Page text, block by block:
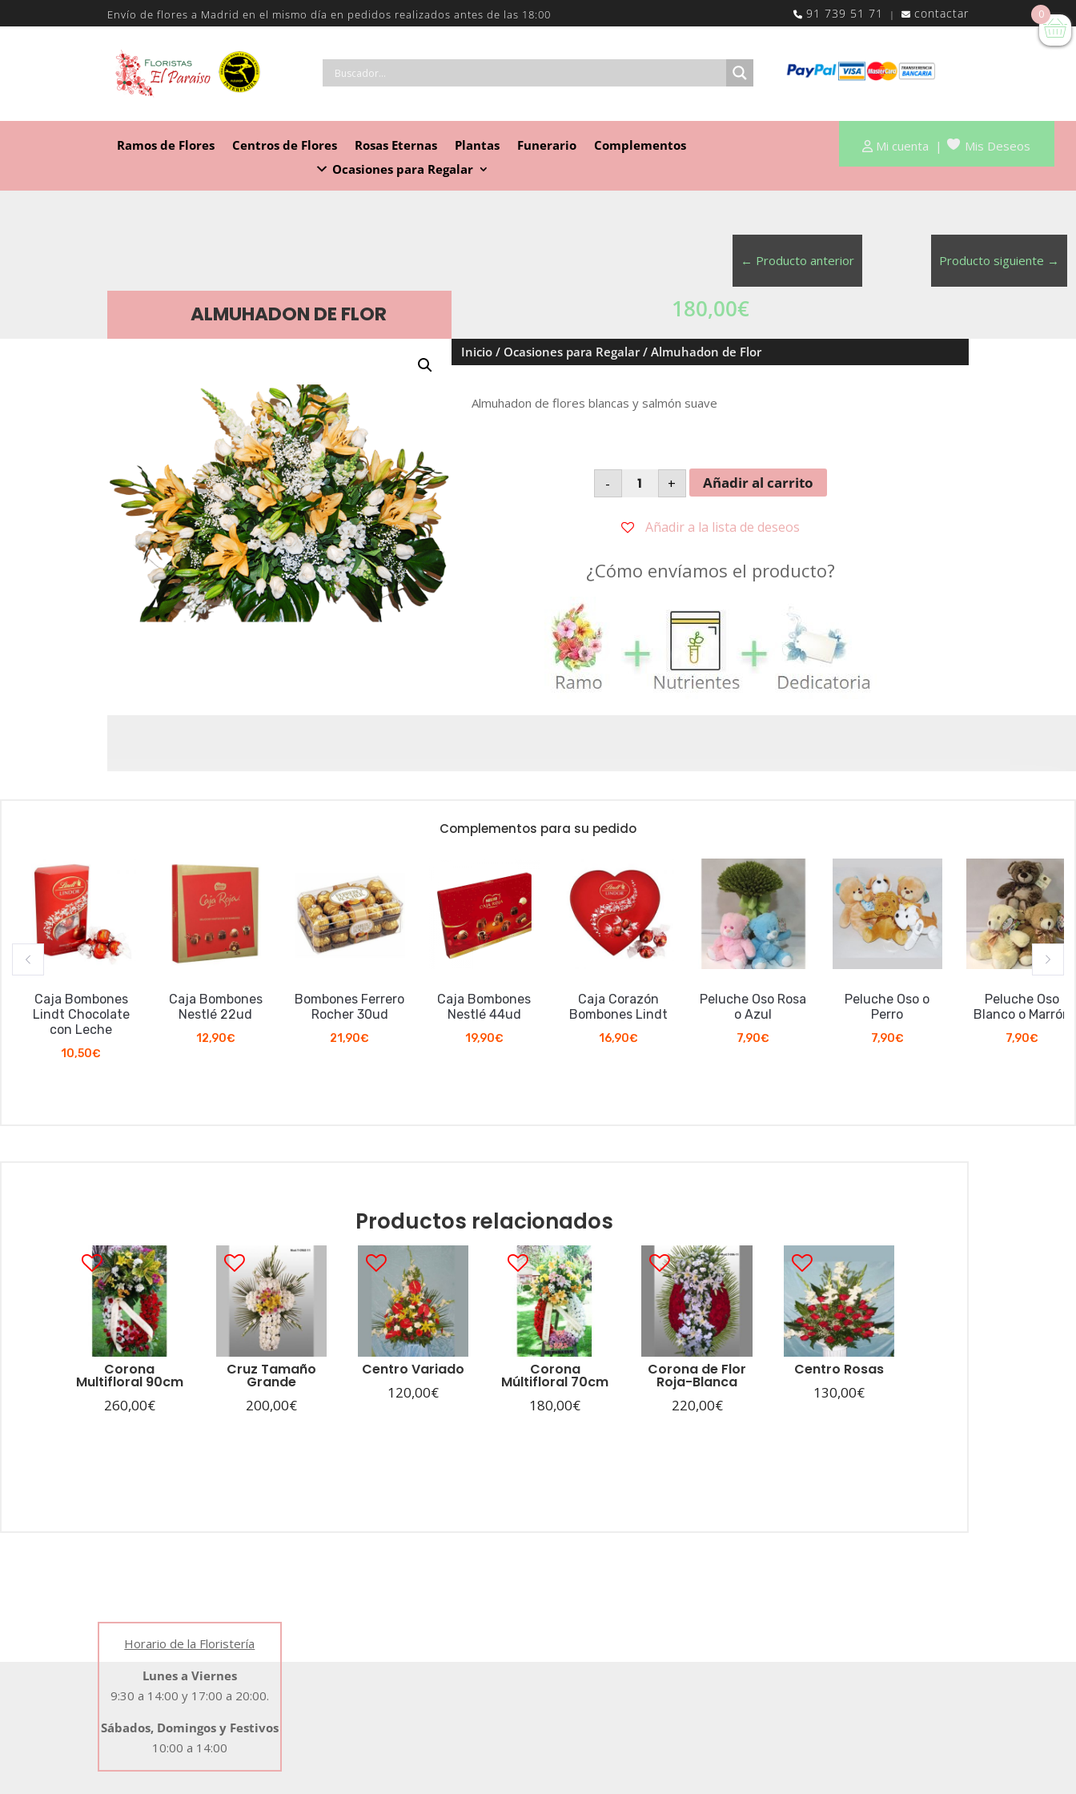
Envío de flores a Madrid en el mismo día en pedidos realizados antes de las 18:00 91 739 51 71 | contactar
Ramos de Flores Centros de Flores Rosas Eternas Plantas Funerario
Complementos
Ocasiones para Regalar
Mi cuenta | Mis Deseos
← Producto anterior Producto siguiente →
ALMUHADON DE FLOR 180,00€
Inicio / Ocasiones para Regalar/ Almuhadon de Flor
Almuhadon de flores blancas y salmón suave
-
Almuhadon
Flor
+ Añadir al carrito
Añadir a la lista de deseos
¿Cómo envíamos el producto?
Complementos para su pedido
Caja Bombones
Lindt Chocolate
con Leche
10,50€
Caja Bombones
Nestlé 22ud
12,90€
Bombones Ferrero
Rocher 30ud
21,90€
Caja Bombones
Nestlé 44ud
19,90€
Caja Corazón
Bombones Lindt
16,90€
Peluche Oso Rosa
o Azul
7,90€
Peluche Oso o
Perro
7,90€
Peluche Oso
Blanco o Marrón
7,90€
Productos relacionados
Corona
Multifloral 90cm
260,00€
Cruz Tamaño
Grande
200,00€
Centro Variado
120,00€
Corona
Múltifloral 70cm
180,00€
Corona de Flor
Roja-Blanca
220,00€
Centro Rosas
130,00€
Horario de la Floristería
Lunes a Viernes
9:30 a 14:00 y 17:00 a 20:00.
Sábados, Domingos y Festivos
10:00 a 14:00
0